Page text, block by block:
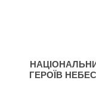
ГЕРОЇВ